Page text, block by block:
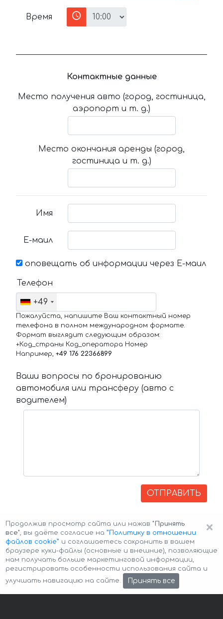
Время
Контактные данные
Место получения авто (город, гостиница,
аэропорт и т. д.)
Место окончания аренды (город,
гостиница и т. д.)
Имя
Е-маил
оповещать об информации через Е-маил
Телефон
+49
Пожалуйста, напишите Ваш контактный номер
телефона в полном международном формате.
Формат выглядит следующим образом:
+Код_страны Код_оператора Номер
Например, +49 176 22366899
Ваши вопросы по бронированию
автомобиля или трансферу (авто с
водителем)
ОТПРАВИТЬ
Авторские права © 2026 Авто-Аренда Cookie Policy
×
Продолжив просмотр сайта или нажав "Принять
все", вы даёте согласие на ”Политику в отношении
файлов cookie” и соглашаетесь сохранить в вашем
браузере куки-файлы (основные и внешние), позволяющие
нам получать больше маркетинговой информации,
регистрировать особенности использования сайта и
улучшать навигацию на сайте.
Принять все